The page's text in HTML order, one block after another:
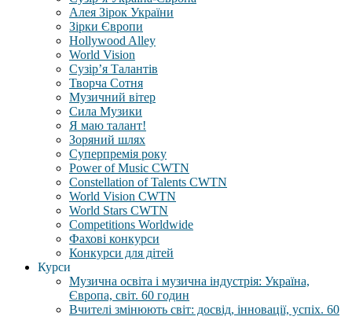
Алея Зірок України
Зірки Європи
Hollywood Alley
World Vision
Сузір’я Талантів
Творча Сотня
Музичний вітер
Сила Музики
Я маю талант!
Зоряний шлях
Суперпремія року
Power of Music CWTN
Constellation of Talents CWTN
World Vision CWTN
World Stars CWTN
Competitions Worldwide
Фахові конкурси
Конкурси для дітей
Курси
Музична освіта і музична індустрія: Україна,
Європа, світ. 60 годин
Вчителі змінюють світ: досвід, інновації, успіх. 60